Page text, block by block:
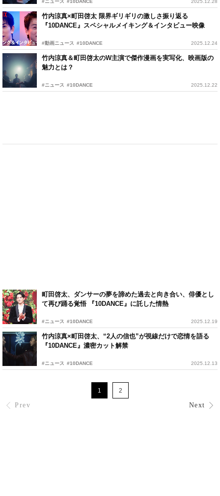
#ニュース #10DANCE 2025.12.28
竹内涼真×町田啓太 限界ギリギリの激しさ振り返る
『10DANCE』スペシャルメイキング＆インタビュー映像
#動画ニュース #10DANCE 2025.12.24
竹内涼真＆町田啓太のW主演で傑作漫画を実写化、映画版の
魅力とは？
#ニュース #10DANCE 2025.12.22
町田啓太、ダンサーの夢を諦めた過去と向き合い、俳優とし
て再び踊る覚悟 『10DANCE』に託した情熱
#ニュース #10DANCE 2025.12.19
竹内涼真×町田啓太、“2人の信也”が視線だけで恋情を語る
『10DANCE』濃密カット解禁
#ニュース #10DANCE 2025.12.13
Prev
1 2
Next